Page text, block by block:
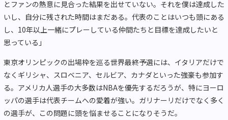
とファンの熱意に見合った結果を出せていない。それを僕は達成した
いし、自分に残された時間はまだある。代表のことはいつも頭にある
し、10年以上一緒にプレーしている仲間たちと目標を達成したいと
思っている」
東京オリンピックの出場枠を巡る世界最終予選には、イタリアだけで
なくギリシャ、スロベニア、セルビア、カナダといった強豪も参加す
る。アメリカ人選手の大多数はNBAを優先するだろうが、特にヨーロ
ッパの選手は代表チームへの愛着が強い。ガリナーリだけでなく多く
の選手が、この問題に頭を悩ませることになりそうだ。